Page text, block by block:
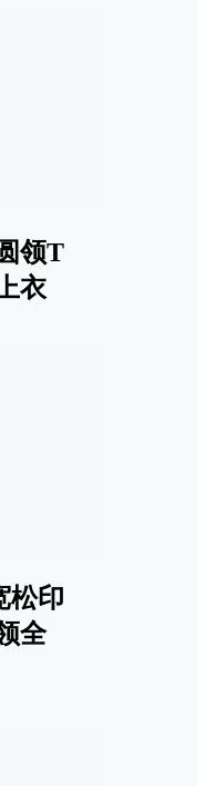
领T
衣
松印
全